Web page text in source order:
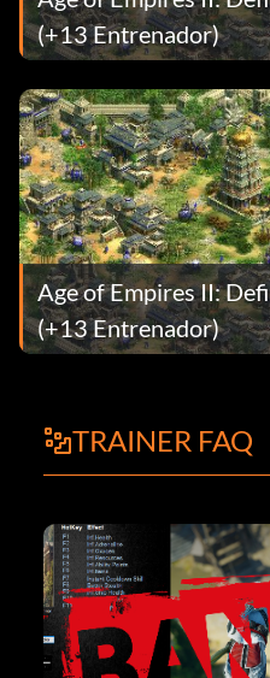
(+13 Entrenador)
Age of Empires II:
(+13 Entrenador)
TRAINER FAQ